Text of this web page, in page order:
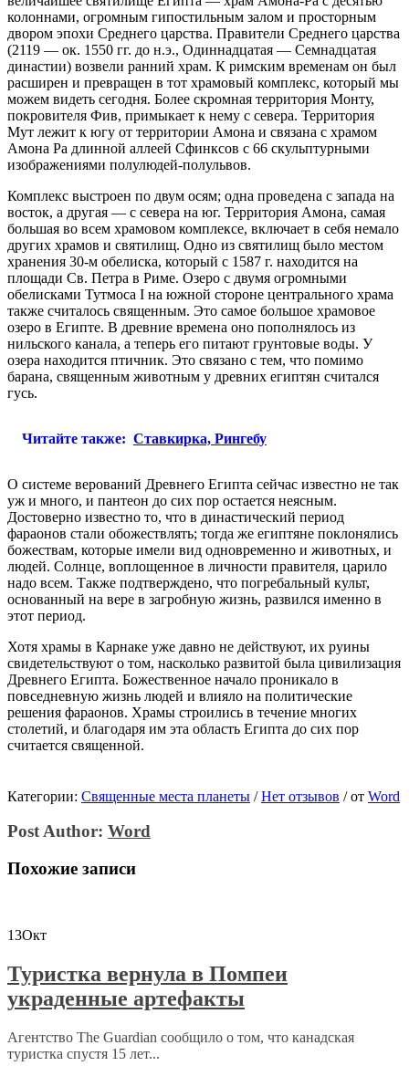
колоннами, огромным гипостильным залом и просторным
двором эпохи Среднего царства. Правители Среднего царства
(2119 — ок. 1550 гг. до н.э., Одиннадцатая — Семнадцатая
династии) возвели ранний храм. К римским временам он был
расширен и превращен в тот храмовый комплекс, который мы
можем видеть сегодня. Более скромная территория Монту,
покровителя Фив, примыкает к нему с севера. Территория
Мут лежит к югу от территории Амона и связана с храмом
Амона Ра длинной аллеей Сфинксов с 66 скульптурными
изображениями полулюдей-полульвов.
Комплекс выстроен по двум осям; одна проведена с запада на
восток, а другая — с севера на юг. Территория Амона, самая
большая во всем храмовом комплексе, включает в себя немало
других храмов и святилищ. Одно из святилищ было местом
хранения 30-м обелиска, который с 1587 г. находится на
площади Св. Петра в Риме. Озеро с двумя огромными
обелисками Тутмоса I на южной стороне центрального храма
также считалось священным. Это самое большое храмовое
озеро в Египте. В древние времена оно пополнялось из
нильского канала, а теперь его питают грунтовые воды. У
озера находится птичник. Это связано с тем, что помимо
барана, священным животным у древних египтян считался
гусь.
Читайте также: Ставкирка, Рингебу
О системе верований Древнего Египта сейчас известно не так
уж и много, и пантеон до сих пор остается неясным.
Достоверно известно то, что в династический период
фараонов стали обожествлять; тогда же египтяне поклонялись
божествам, которые имели вид одновременно и животных, и
людей. Солнце, воплощенное в личности правителя, царило
надо всем. Также подтверждено, что погребальный культ,
основанный на вере в загробную жизнь, развился именно в
этот период.
Хотя храмы в Карнаке уже давно не действуют, их руины
свидетельствуют о том, насколько развитой была цивилизация
Древнего Египта. Божественное начало проникало в
повседневную жизнь людей и влияло на политические
решения фараонов. Храмы строились в течение многих
столетий, и благодаря им эта область Египта до сих пор
считается священной.
Категории: Священные места планеты / Нет отзывов /от Word
Post Author: Word
Похожие записи
13Окт
Туристка вернула в Помпеи
украденные артефакты
Агентство The Guardian сообщило о том, что канадская
туристка спустя 15 лет...